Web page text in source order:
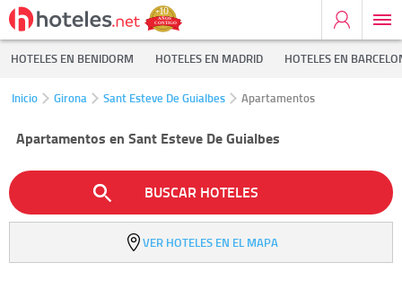
HOTELES EN BENIDORM HOTELES EN MADRID HOTELES EN
Inicio Girona Sant Esteve De Guialbes Apartamentos
Apartamentos en Sant Esteve De Guialbes
BUSCAR HOTELES
VER HOTELES EN EL MAPA